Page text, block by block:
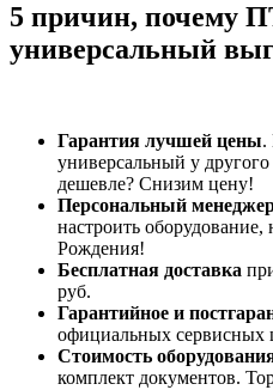
5 причин, почему
универсальный
Гарантия лучшей цены.
универсальный у
дешевле? Снизим цену!
Персональный
настроить
Рождения!
Бесплатная доставка
руб.
Гарантийное и
официальных сервисных
Стоимость
комплект документов.